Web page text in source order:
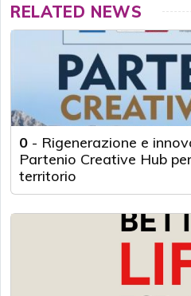
RELATED NEWS
0 - Rigenerazione e
Partenio Creative Hub
territorio